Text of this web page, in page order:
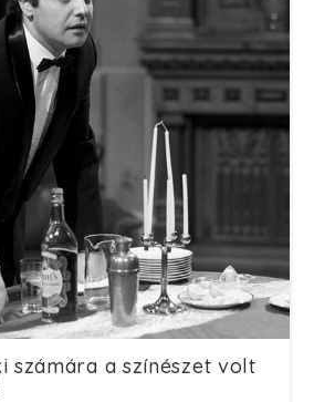
számára a színészet volt